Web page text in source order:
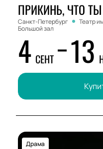
ПРИКИНЬ, ЧТО
Санкт-Петербург
Театр
Большой зал
4 СЕНТ 13
Драма